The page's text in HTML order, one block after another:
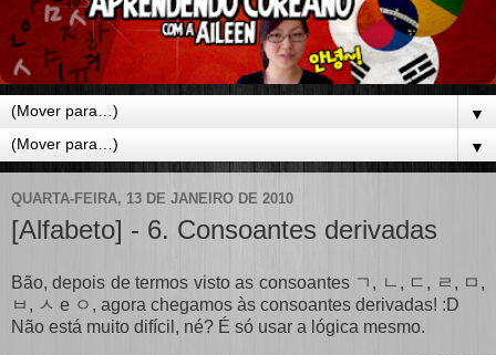
▼
▼
QUARTA-FEIRA, 13 DE JANEIRO DE 2010
[Alfabeto] - 6. Consoantes derivadas
Bão, depois de termos visto as consoantes ㄱ, ㄴ, ㄷ, ㄹ, ㅁ,
ㅂ, ㅅ e ㅇ, agora chegamos às consoantes derivadas! :D
Não está muito difícil, né? É só usar a lógica mesmo.